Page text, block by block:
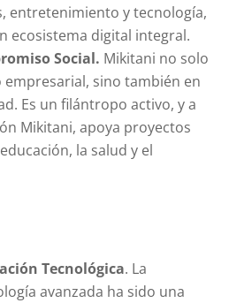
entretenimiento y tecnología,
ecosistema digital integral.
Social. Mikitani no solo
empresarial, sino también en
Es un filántropo activo, y a
Mikitani, apoya proyectos
la salud y el
Tecnológica. La
avanzada ha sido una